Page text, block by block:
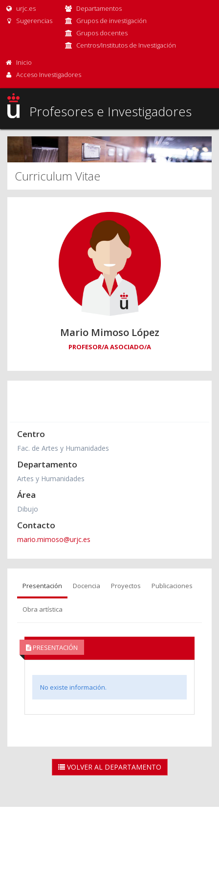
urjc.es
Sugerencias
Departamentos
Grupos de investigación
Grupos docentes
Centros/Institutos de Investigación
Inicio
Acceso Investigadores
Profesores e Investigadores
Curriculum Vitae
Mario Mimoso López
PROFESOR/A ASOCIADO/A
Centro
Fac. de Artes y Humanidades
Departamento
Artes y Humanidades
Área
Dibujo
Contacto
mario.mimoso@urjc.es
Presentación Docencia Proyectos Publicaciones
Obra artística
PRESENTACIÓN
No existe información.
VOLVER AL DEPARTAMENTO